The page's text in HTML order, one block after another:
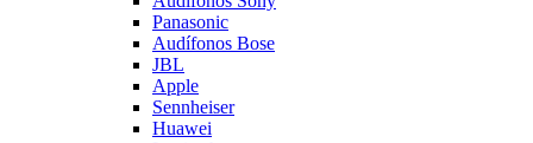
Panasonic
Audífonos Bose
JBL
Apple
Sennheiser
Huawei